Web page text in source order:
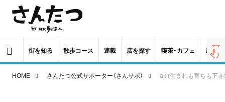
街を知る 散歩コース 連載 店を探す 喫茶・カフェ 居酒屋
HOME さんたつ公式サポーター（さんサポ） aki(生まれも育ちも下